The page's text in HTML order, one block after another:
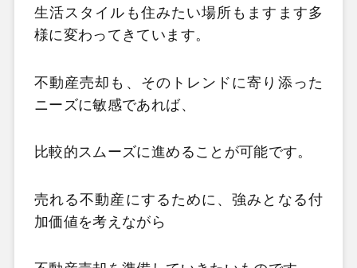
生活スタイルも住みたい場所もますます多
様に変わってきています。
不動産売却も、そのトレンドに寄り添った
ニーズに敏感であれば、
比較的スムーズに進めることが可能です。
売れる不動産にするために、強みとなる付
加価値を考えながら